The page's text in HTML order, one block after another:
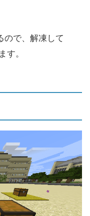
ので、解凍して
す。